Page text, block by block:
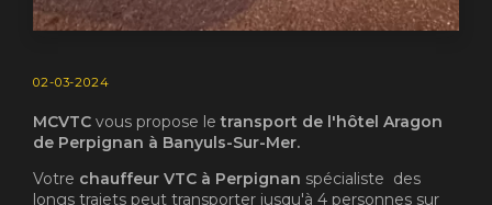
02-03-2024
MCVTC vous propose letransport de l'hôtel Aragon
de Perpignan à Banyuls-Sur-Mer.
Votre chauffeur VTC à Perpignan spécialiste des
longs trajets peut transporter jusqu'à 4 personnes sur